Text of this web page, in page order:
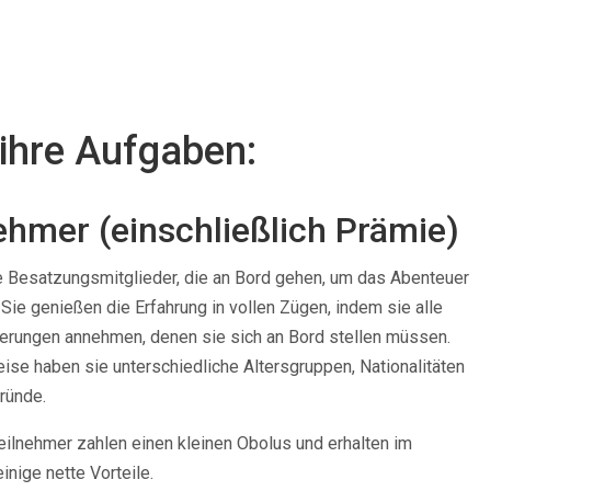
Aufgaben:
(einschließlich Prämie)
Besatzungsmitglieder, die an Bord gehen, um das Abenteuer
genießen die Erfahrung in vollen Zügen, indem sie alle
annehmen, denen sie sich an Bord stellen müssen.
haben sie unterschiedliche Altersgruppen, Nationalitäten
zahlen einen kleinen Obolus und erhalten im
nette Vorteile.